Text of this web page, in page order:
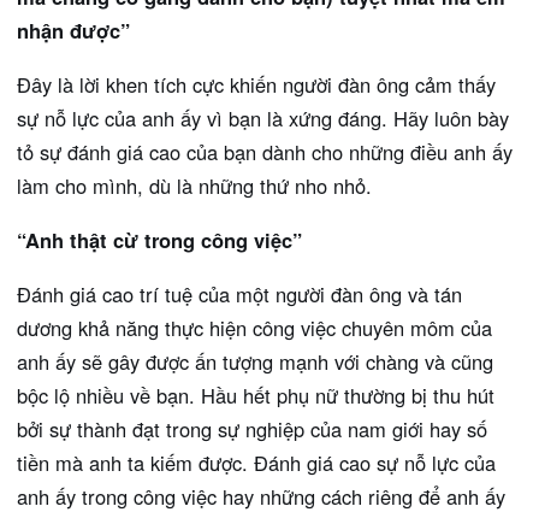
nhận được”
Đây là lời khen tích cực khiến người đàn ông cảm thấy
sự nỗ lực của anh ấy vì bạn là xứng đáng. Hãy luôn bày
tỏ sự đánh giá cao của bạn dành cho những điều anh ấy
làm cho mình, dù là những thứ nho nhỏ.
“Anh thật cừ trong công việc”
Đánh giá cao trí tuệ của một người đàn ông và tán
dương khả năng thực hiện công việc chuyên môm của
anh ấy sẽ gây được ấn tượng mạnh với chàng và cũng
bộc lộ nhiều về bạn. Hầu hết phụ nữ thường bị thu hút
bởi sự thành đạt trong sự nghiệp của nam giới hay số
tiền mà anh ta kiếm được. Đánh giá cao sự nỗ lực của
anh ấy trong công việc hay những cách riêng để anh ấy